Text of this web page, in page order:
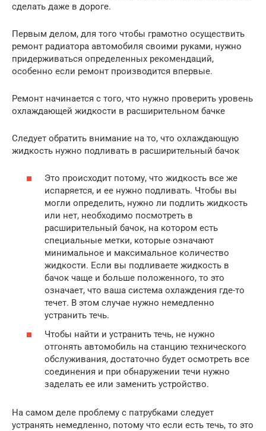
сделать даже в дороге.
Первым делом, для того чтобы грамотно осуществить
ремонт радиатора автомобиля своими руками, нужно
придерживаться определенных рекомендаций,
особенно если ремонт производится впервые.
Ремонт начинается с того, что нужно проверить уровень
охлаждающей жидкости в расширительном бачке
Следует обратить внимание на то, что охлаждающую
жидкость нужно подливать в расширительный бачок
Это происходит потому, что жидкость все же
испаряется, и ее нужно подливать. Чтобы вы
могли определить, нужно ли подлить жидкость
или нет, необходимо посмотреть в
расширительный бачок, на котором есть
специальные метки, которые означают
минимальное и максимальное количество
жидкости. Если вы подливаете жидкость в
бачок чаще и больше положенного, то это
означает, что ваша система охлаждения где-то
течет. В этом случае нужно немедленно
устранить течь.
Чтобы найти и устранить течь, не нужно
отгонять автомобиль на станцию технического
обслуживания, достаточно будет осмотреть все
соединения и при обнаружении течи нужно
заделать ее или заменить устройство.
На самом деле проблему с патрубками следует
устранять немедленно, потому что если есть течь, то это